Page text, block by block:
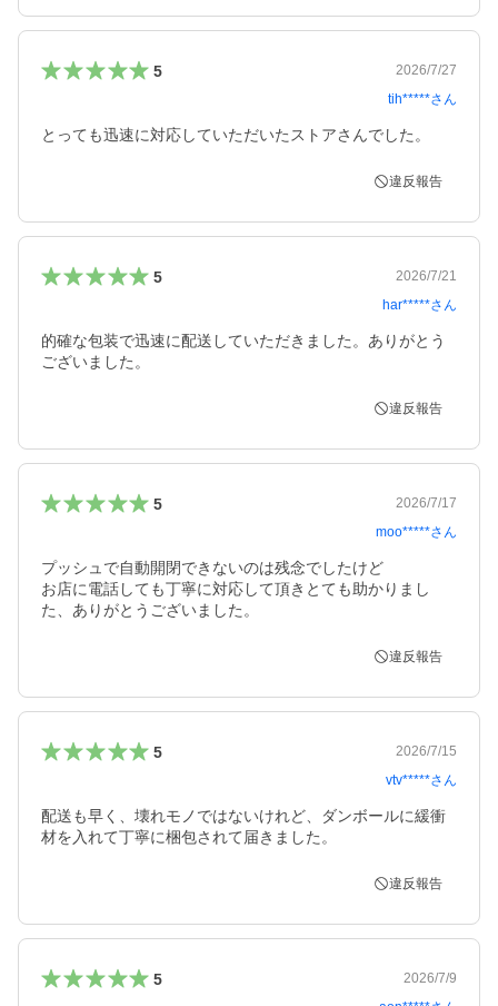
5
2026/7/27
tih*****さん
とっても迅速に対応していただいたストアさんでした。
違反報告
5
2026/7/21
har*****さん
的確な包装で迅速に配送していただきました。ありがとう
ございました。
違反報告
5
2026/7/17
moo*****さん
プッシュで自動開閉できないのは残念でしたけど
お店に電話しても丁寧に対応して頂きとても助かりまし
た、ありがとうございました。
違反報告
5
2026/7/15
vtv*****さん
配送も早く、壊れモノではないけれど、ダンボールに緩衝
材を入れて丁寧に梱包されて届きました。
違反報告
5
2026/7/9